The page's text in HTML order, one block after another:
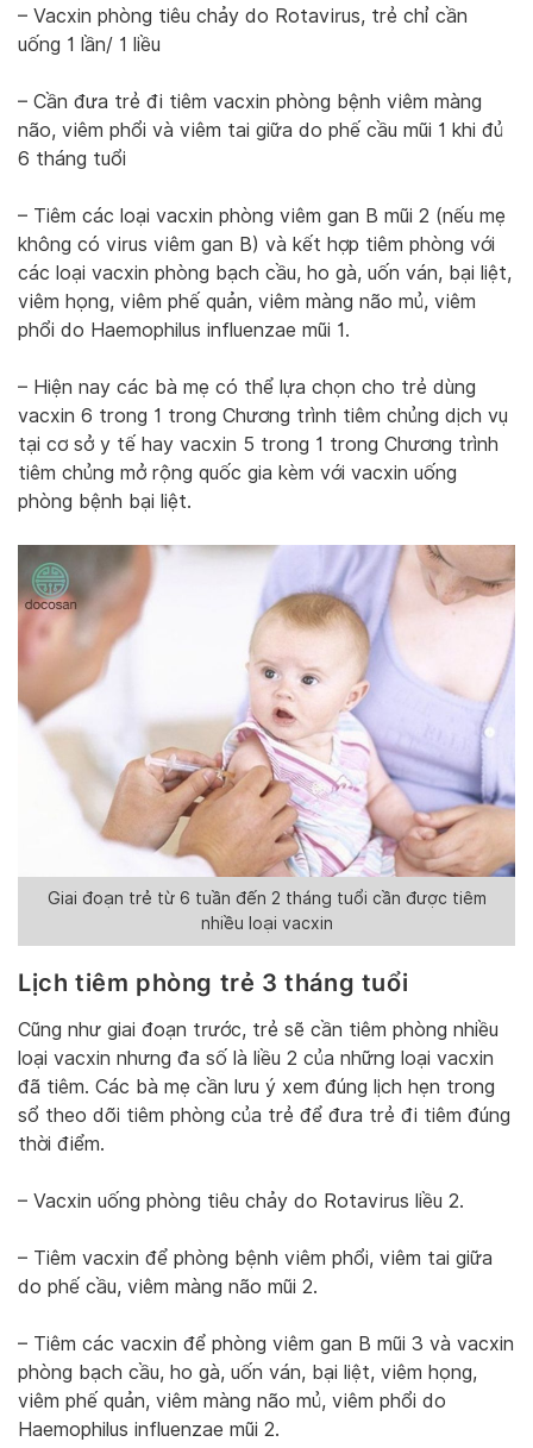
– Vacxin phòng tiêu chảy do Rotavirus, trẻ chỉ cần
uống 1 lần/ 1 liều
– Cần đưa trẻ đi tiêm vacxin phòng bệnh viêm màng
não, viêm phổi và viêm tai giữa do phế cầu mũi 1 khi đủ
6 tháng tuổi
– Tiêm các loại vacxin phòng viêm gan B mũi 2 (nếu mẹ
không có virus viêm gan B) và kết hợp tiêm phòng với
các loại vacxin phòng bạch cầu, ho gà, uốn ván, bại liệt,
viêm họng, viêm phế quản, viêm màng não mủ, viêm
phổi do Haemophilus influenzae mũi 1.
– Hiện nay các bà mẹ có thể lựa chọn cho trẻ dùng
vacxin 6 trong 1 trong Chương trình tiêm chủng dịch vụ
tại cơ sở y tế hay vacxin 5 trong 1 trong Chương trình
tiêm chủng mở rộng quốc gia kèm với vacxin uống
phòng bệnh bại liệt.
Giai đoạn trẻ từ 6 tuần đến 2 tháng tuổi cần được tiêm
nhiều loại vacxin
Lịch tiêm phòng trẻ 3 tháng tuổi
Cũng như giai đoạn trước, trẻ sẽ cần tiêm phòng nhiều
loại vacxin nhưng đa số là liều 2 của những loại vacxin
đã tiêm. Các bà mẹ cần lưu ý xem đúng lịch hẹn trong
sổ theo dõi tiêm phòng của trẻ để đưa trẻ đi tiêm đúng
thời điểm.
– Vacxin uống phòng tiêu chảy do Rotavirus liều 2.
– Tiêm vacxin để phòng bệnh viêm phổi, viêm tai giữa
do phế cầu, viêm màng não mũi 2.
– Tiêm các vacxin để phòng viêm gan B mũi 3 và vacxin
phòng bạch cầu, ho gà, uốn ván, bại liệt, viêm họng,
viêm phế quản, viêm màng não mủ, viêm phổi do
Haemophilus influenzae mũi 2.